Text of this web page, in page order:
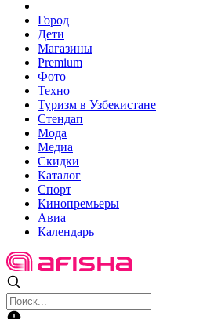
Город
Дети
Магазины
Premium
Фото
Техно
Туризм в Узбекистане
Стендап
Мода
Медиа
Скидки
Каталог
Спорт
Кинопремьеры
Авиа
Календарь